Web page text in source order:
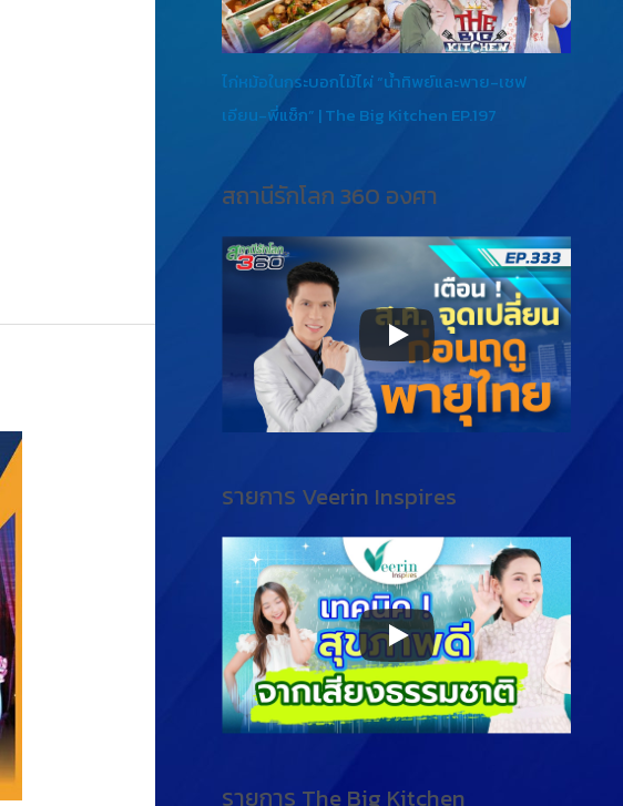
ไก่หม้อในกระบอกไม้ไผ่ “น้ำทิพย์และพาย-เชฟ
เอียน-พี่แซ็ก” | The Big Kitchen EP.197
สถานีรักโลก 360 องศา
รายการ Veerin Inspires
รายการ The Big Kitchen